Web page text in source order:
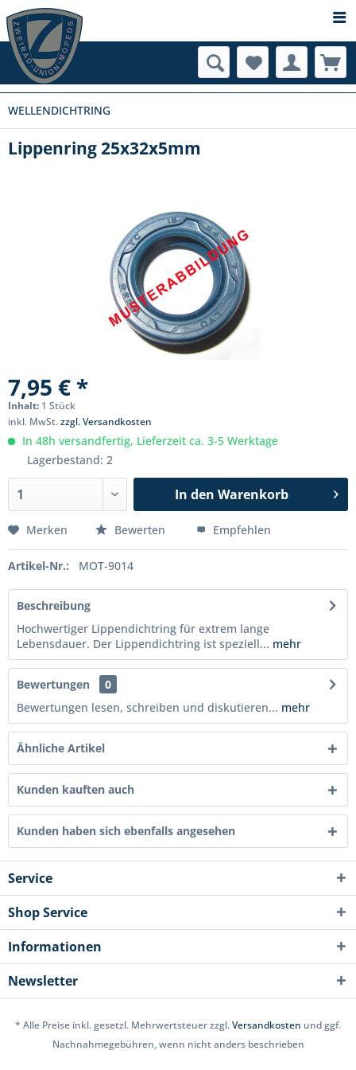
WELLENDICHTRING
Lippenring 25x32x5mm
7,95 € *
Inhalt: 1 Stück
inkl. MwSt.zzgl. Versandkosten
In 48h versandfertig, Lieferzeit ca. 3-5 Werktage
Lagerbestand: 2
In den Warenkorb
Merken Bewerten Empfehlen
Artikel-Nr.: MOT-9014
Beschreibung
Hochwertiger Lippendichtring für extrem lange
Lebensdauer. Der Lippendichtring ist speziell... mehr
Bewertungen
0
Bewertungen lesen, schreiben und diskutieren... mehr
Ähnliche Artikel
Kunden kauften auch
Kunden haben sich ebenfalls angesehen
Service
Shop Service
Informationen
Newsletter
* Alle Preise inkl. gesetzl. Mehrwertsteuer zzgl.Versandkosten und ggf.
Nachnahmegebühren, wenn nicht anders beschrieben